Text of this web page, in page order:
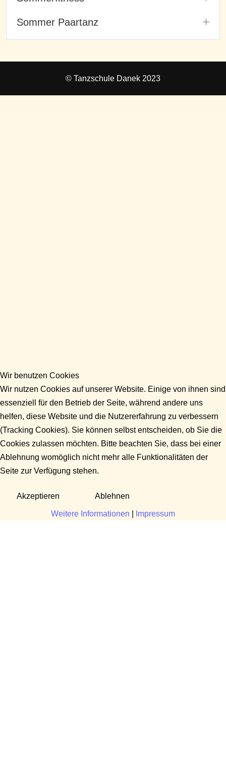
Sommer Paartanz
© Tanzschule Danek 2023
Wir benutzen Cookies
Wir nutzen Cookies auf unserer Website. Einige von ihnen sind
essenziell für den Betrieb der Seite, während andere uns
helfen, diese Website und die Nutzererfahrung zu verbessern
(Tracking Cookies). Sie können selbst entscheiden, ob Sie die
Cookies zulassen möchten. Bitte beachten Sie, dass bei einer
Ablehnung womöglich nicht mehr alle Funktionalitäten der
Seite zur Verfügung stehen.
Akzeptieren Ablehnen
Weitere Informationen Impressum